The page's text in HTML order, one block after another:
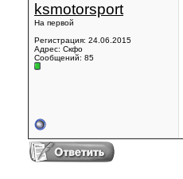
ksmotorsport
На первой
Регистрация: 24.06.2015
Адрес: Скфо
Сообщений: 85